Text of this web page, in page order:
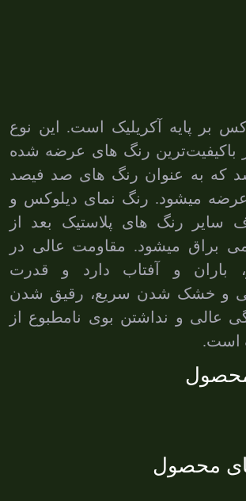
بر پایه آکریلیک است. این نوع
باکیفیت‌ترین رنگ های عرضه شده
که به عنوان رنگ های صد فیصد
میشود. رنگ نمای دیلوکس و
سایر رنگ های پلاستیک بعد از
میشود. مقاومت عالی در
باران و آفتاب دارد و قدرت
و خشک شدن سریع، رقیق شدن
عالی و نداشتن بوی نامطبوع از
است.
محصول